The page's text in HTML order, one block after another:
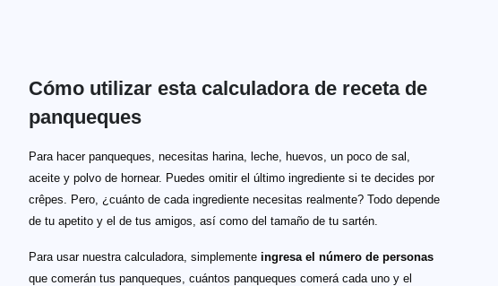
Cómo utilizar esta calculadora de receta de
panqueques
Para hacer panqueques, necesitas harina, leche, huevos, un poco de sal,
aceite y polvo de hornear. Puedes omitir el último ingrediente si te decides por
crêpes. Pero, ¿cuánto de cada ingrediente necesitas realmente? Todo depende
de tu apetito y el de tus amigos, así como del tamaño de tu sartén.
Para usar nuestra calculadora, simplemente ingresa el número de personas
que comerán tus panqueques, cuántos panqueques comerá cada uno y el